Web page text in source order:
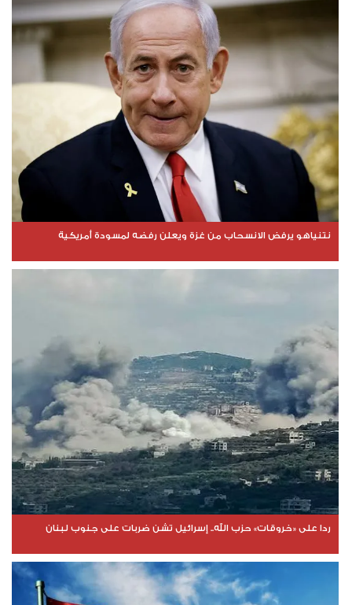
نتنياهو يرفض الانسحاب من غزة ويعلن رفضه لمسودة أمريكية
ردا على «خروقات» حزب الله.. إسرائيل تشن ضربات على جنوب لبنان